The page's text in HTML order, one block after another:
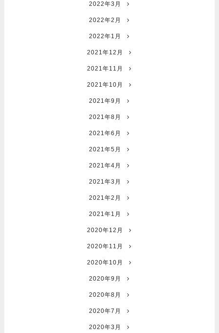
2022年3月
2022年2月
2022年1月
2021年12月
2021年11月
2021年10月
2021年9月
2021年8月
2021年6月
2021年5月
2021年4月
2021年3月
2021年2月
2021年1月
2020年12月
2020年11月
2020年10月
2020年9月
2020年8月
2020年7月
2020年3月